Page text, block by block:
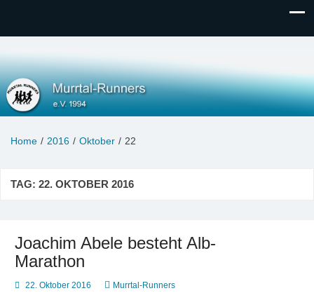
Murrtal-Runners
e.V. 1994
Home 2016 Oktober 22
TAG: 22. OKTOBER 2016
Joachim Abele besteht Alb-
Marathon
22. Oktober 2016 Murrtal-Runners